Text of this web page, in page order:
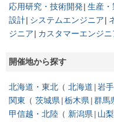
応用研究・技術開発 生産・
設計 システムエンジニア
ジニア
カスタマーエンジニ
開催地から探す
北海道・東北 北海道 岩
関東
茨城県 栃木県 群馬
甲信越・北陸
新潟県 山